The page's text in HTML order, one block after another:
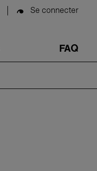
Se connecter
FAQ